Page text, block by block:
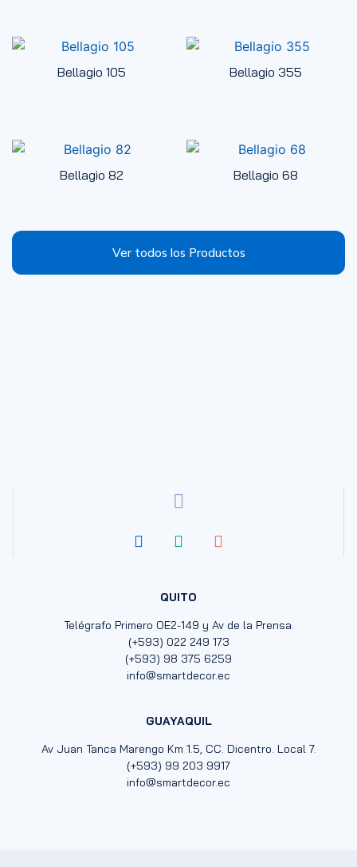
Bellagio 105 Bellagio 355
Bellagio 82 Bellagio 68
Ver todos los Productos
QUITO
Telégrafo Primero OE2-149 y Av de la Prensa.
(+593) 022 249 173
(+593) 98 375 6259
info@smartdecor.ec
GUAYAQUIL
Av Juan Tanca Marengo Km 1.5, CC. Dicentro. Local 7.
(+593) 99 203 9917
info@smartdecor.ec